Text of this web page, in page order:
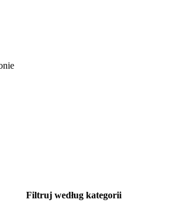
Filtruj według kategorii